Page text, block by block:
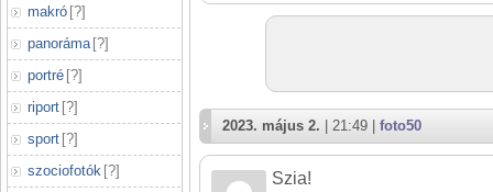
makró [?]
panoráma [?]
portré [?]
riport [?]
sport [?]
szociofotók [?]
2023. május 2. | 21:49 | foto50
Szia!